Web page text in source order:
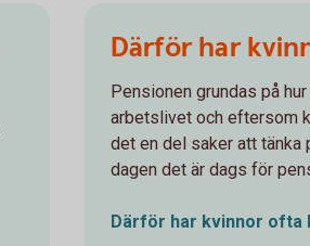
Därför har
Pensionen grundas på
arbetslivet och eftersom
det en del saker att
dagen det är dags för
Därför har kvinnor ofta